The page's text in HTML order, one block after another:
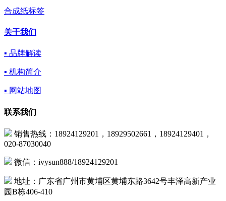
合成纸标签
关于我们
▪ 品牌解读
▪ 机构简介
▪ 网站地图
联系我们
销售热线：18924129201，18929502661，18924129401，
020-87030040
微信：ivysun888/18924129201
地址：广东省广州市黄埔区黄埔东路3642号丰泽高新产业
园B栋406-410